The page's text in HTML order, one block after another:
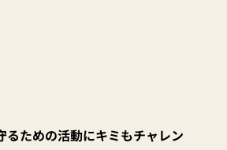
るための活動にキミもチャレン